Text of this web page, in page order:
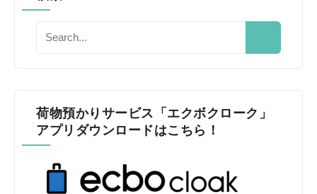
荷物預かりサービス「エクボクローク」
アプリダウンロードはこちら！